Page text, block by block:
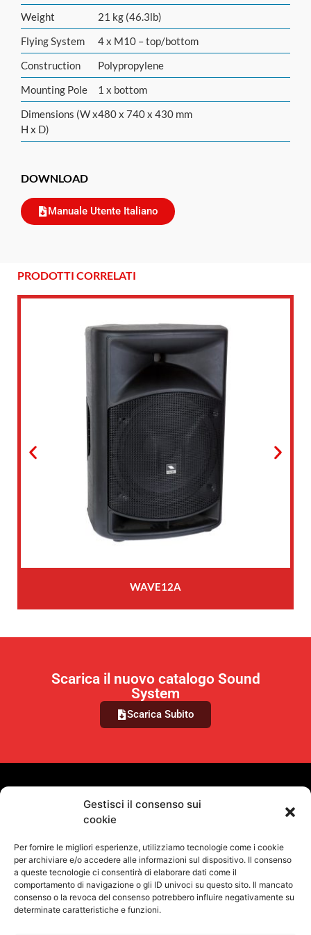
Gestisci il consenso sui
cookie
Per fornire le migliori esperienze, utilizziamo tecnologie come i cookie
per archiviare e/o accedere alle informazioni sul dispositivo. Il consenso
a queste tecnologie ci consentirà di elaborare dati come il
comportamento di navigazione o gli ID univoci su questo sito. Il mancato
consenso o la revoca del consenso potrebbero influire negativamente su
determinate caratteristiche e funzioni.
Weight
21 kg (46.3lb)
Flying System
4 x M10 – top/bottom
Construction
Polypropylene
Mounting Pole
1 x bottom
Dimensions (W x
H x D)
480 x 740 x 430 mm
DOWNLOAD
Manuale Utente Italiano
PRODOTTI CORRELATI
WAVE12A
Scarica il nuovo catalogo Sound
System
Scarica Subito
VUOI RIMANERE AGGIORNATO?
SEGUICI SUI NOSTRI SOCIAL